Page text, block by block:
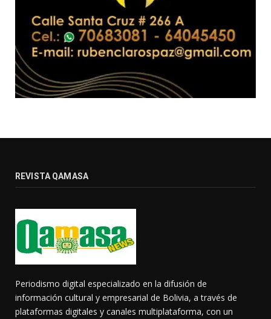
REVISTA QAMASA
Periodismo digital especializado en la difusión de
información cultural y empresarial de Bolivia, a través de
plataformas digitales y canales multiplataforma, con un